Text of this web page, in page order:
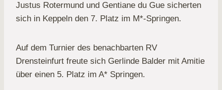
Justus Rotermund und Gentiane du Gue sicherten
sich in Keppeln den 7. Platz im M*-Springen.
Auf dem Turnier des benachbarten RV
Drensteinfurt freute sich Gerlinde Balder mit Amitie
über einen 5. Platz im A* Springen.